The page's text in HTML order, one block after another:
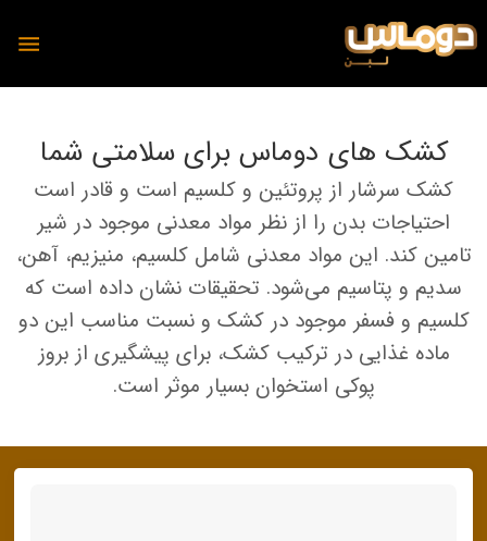
محصولات
دوماس
شیر
دوغ
ماست
پنیر
تمیس
پنیر
مجله آشپزی دوماس
کشک های دوماس برای سلامتی شما
کشک سرشار از پروتئین و کلسیم است و قادر است
احتیاجات بدن را از نظر مواد معدنی موجود در شیر
تامین کند. این مواد معدنی شامل کلسیم، منیزیم، آهن،
سدیم و پتاسیم می‌شود. تحقیقات نشان داده است که
کلسیم و فسفر موجود در کشک و نسبت مناسب این دو
ماده غذایی در ترکیب کشک، برای پیشگیری از بروز
پوکی استخوان بسیار موثر است.